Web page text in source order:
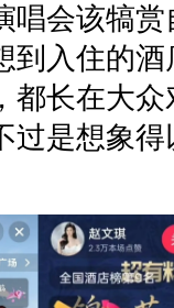
唱会该犒
到入住的
都长在大
过是想象